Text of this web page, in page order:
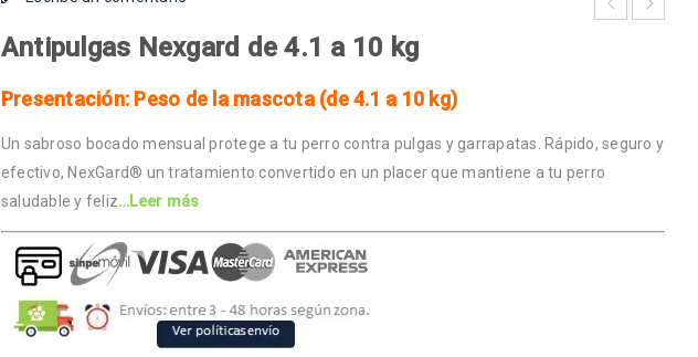
Antipulgas Nexgard de 4.1 a 10 kg
Presentación: Peso de la mascota (de 4.1 a 10 kg)
Un sabroso bocado mensual protege a tu perro contra pulgas y garrapatas. Rápido, seguro y
efectivo, NexGard® un tratamiento convertido en un placer que mantiene a tu perro
saludable y feliz…Leer más